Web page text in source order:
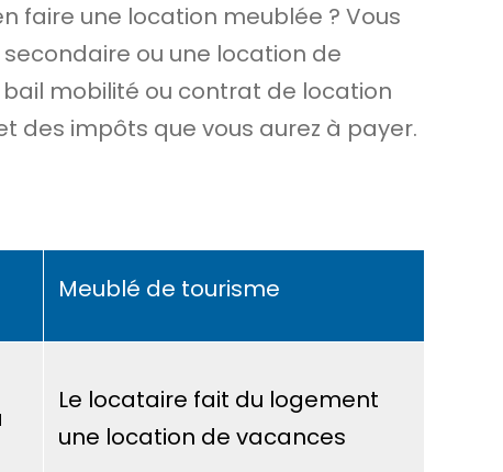
faire une location meublée ? Vous
ou une location de
mobilité ou contrat de location
des impôts que vous aurez à payer.
Meublé de tourisme
Le locataire fait du logement
une location de vacances